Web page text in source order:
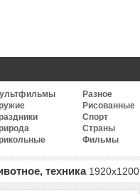
Разное
Рисованные
Спорт
Страны
Фильмы
техника 1920x1200